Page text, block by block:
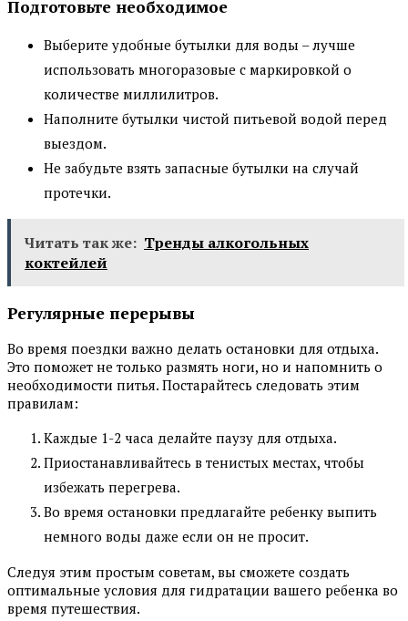
Подготовьте необходимое
Выберите удобные бутылки для воды – лучше
использовать многоразовые с маркировкой о
количестве миллилитров.
Наполните бутылки чистой питьевой водой перед
выездом.
Не забудьте взять запасные бутылки на случай
протечки.
Читать так же: Тренды алкогольных
коктейлей
Регулярные перерывы
Во время поездки важно делать остановки для отдыха.
Это поможет не только размять ноги, но и напомнить о
необходимости питья. Постарайтесь следовать этим
правилам:
Каждые 1-2 часа делайте паузу для отдыха.
Приостанавливайтесь в тенистых местах, чтобы
избежать перегрева.
Во время остановки предлагайте ребенку выпить
немного воды даже если он не просит.
Следуя этим простым советам, вы сможете создать
оптимальные условия для гидратации вашего ребенка во
время путешествия.